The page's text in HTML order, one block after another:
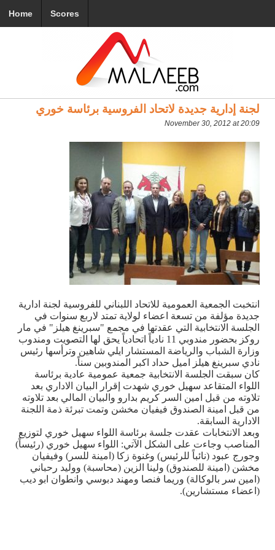
Home Scores
لجنة إدارية جديدة لاتحاد الفروسية برئاسة خوري
November 30, 2012 at 20:09
انتخبت الجمعية العمومية للاتحاد اللبناني للفروسية لجنة ادارية
جديدة مؤلفة من تسعة اعضاء لولاية تمتد لاربع سنوات في
الجلسة الانتخابية التي عقدتها في مجمع "سبرينغ هيلز" في مار
روكز بحضور مندوبي 11 نادياً اتحادياً يحق لها التصويت ومندوب
وزارة الشباب والرياضة المستشار ايلي شاهين وترأسها رئيس
نادي سبرينغ هيلز اميل حداد اكبر المندوبين سناً.
كان سبقت الجلسة الانتخابية جمعية عمومية عادية برئاسة
اللواء المتقاعد سهيل خوري شهدت إقرار البيان الاداري بعد
تلاوته من قبل امين السر كريم بدارو والبيان المالي بعد تلاوته
من قبل امينة الصندوق فيفيان مخشن وتمت تبرئة ذمة اللجنة
الادارية السابقة.
وبعد الانتخابات عقدت جلسة برئاسة اللواء سهيل خوري لتوزيع
المناصب وجاءت على الشكل الآتي: اللواء سهيل خوري (رئيساً)
وجورج عبود (نائباً للرئيس) وغنوة زكا (امينة للسر) وفيفيان
مخشن (امينة للصندوق) ولينا الزين (محاسبة) ووليد رحباني
(امين سر بالوكالة) وريما فنصا ومهند دبوسي وانطوان ابو ديب
(اعضاء مستشارين).